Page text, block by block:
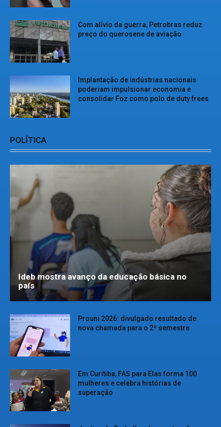
Com alívio da guerra, Petrobras reduz
preço do querosene de aviação
Implantação de indústrias nacionais
poderiam impulsionar economia e
consolidar Foz como polo de duty frees
POLÍTICA
Ideb mostra avanço da educação básica no
país
Prouni 2026: divulgado resultado de
nova chamada para o 2º semestre
Em Curitiba, FAS para Elas forma 100
mulheres e celebra histórias de
superação